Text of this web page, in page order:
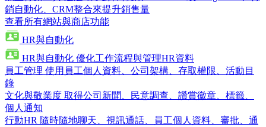
銷自動化、CRM整合來提升銷售量
查看所有網站與商店功能
HR與自動化
HR與自動化 優化工作流程與管理HR資料
員工管理 使用員工個人資料、公司架構、存取權限、活動目
錄
文化與敬業度 取得公司新聞、民意調查、讚賞徽章、標籤、
個人通知
行動HR 隨時隨地聊天、視訊通話、員工個人資料、審批、通